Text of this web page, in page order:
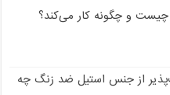
و چگونه کار می‌کند؟
از جنس استیل ضد زنگ چه